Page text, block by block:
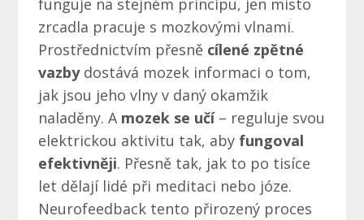
funguje na stejném principu, jen místo
zrcadla pracuje s mozkovými vlnami.
Prostřednictvím přesně cílené zpětné
vazbydostává mozek informaci o tom,
jak jsou jeho vlny v daný okamžik
naladěny. A mozek se učí– reguluje svou
elektrickou aktivitu tak, aby fungoval
efektivněji. Přesně tak, jak to po tisíce
let dělají lidé při meditaci nebo józe.
Neurofeedback tento přirozený proces